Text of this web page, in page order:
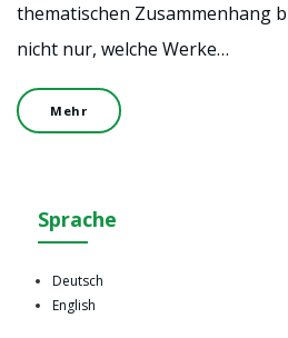
thematischen Zusammenhang
nicht nur, welche Werke…
Mehr
Sprache
Deutsch
English